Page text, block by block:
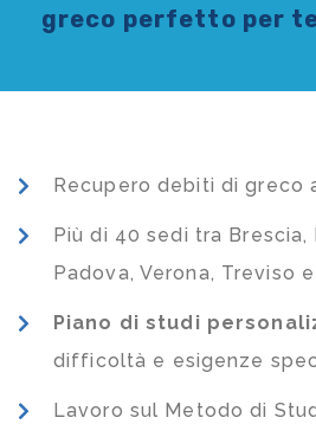
greco perfetto per
Recupero debiti di greco
Più di 40 sedi tra Brescia,
Padova, Verona, Treviso
Piano di studi
difficoltà e esigenze
Lavoro sul Metodo di